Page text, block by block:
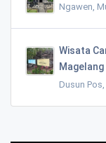
Ngawen,
Wisata
Magelang
Dusun